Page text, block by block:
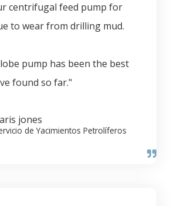
centrifugal feed pump for
to wear from drilling mud.
pump has been the best
found so far."
jones
de Yacimientos Petrolíferos